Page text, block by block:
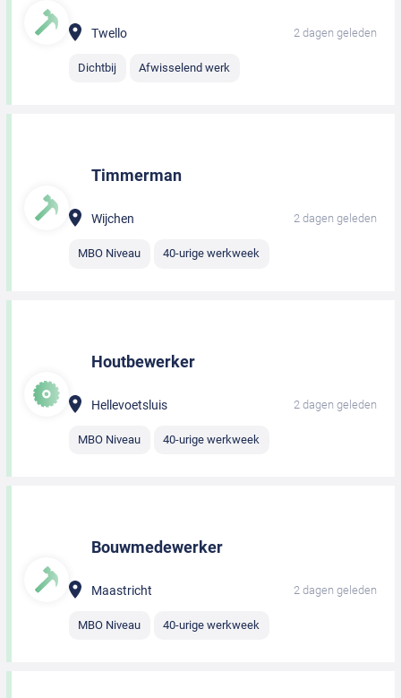
Twello 2 dagen geleden
Dichtbij Afwisselend werk
Timmerman
Wijchen 2 dagen geleden
MBO Niveau 40-urige werkweek
Houtbewerker
Hellevoetsluis 2 dagen geleden
MBO Niveau 40-urige werkweek
Bouwmedewerker
Maastricht 2 dagen geleden
MBO Niveau 40-urige werkweek